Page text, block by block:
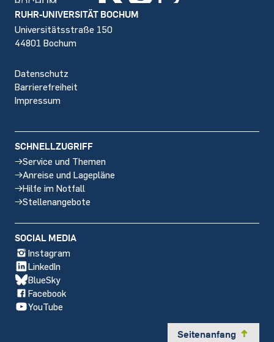
Footer
RUHR-UNIVERSITÄT BOCHUM
Universitätsstraße 150
44801 Bochum
Datenschutz
Barrierefreiheit
Impressum
SCHNELLZUGRIFF
Service und Themen
Anreise und Lagepläne
Hilfe im Notfall
Stellenangebote
SOCIAL MEDIA
Instagram
LinkedIn
BlueSky
Facebook
YouTube
Seitenanfang y